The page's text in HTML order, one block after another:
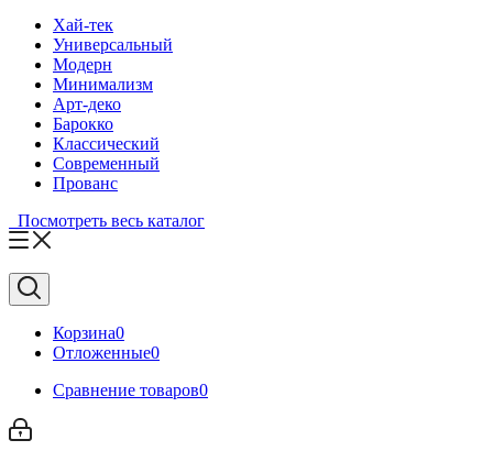
Хай-тек
Универсальный
Модерн
Минимализм
Арт-деко
Барокко
Классический
Современный
Прованс
Посмотреть весь каталог
Корзина0
Отложенные0
Сравнение товаров0